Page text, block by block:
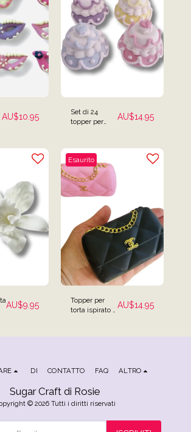
AU$10.95
Set di 24
topper per
nubilato
AU$14.95
AU$9.95
Esaurito
Topper per
torta ispirato a
AU$14.95
Sugar Craft di Rosie
© 2026 Tutti i diritti riservati
DI CONTATTO FAQ ALTRO